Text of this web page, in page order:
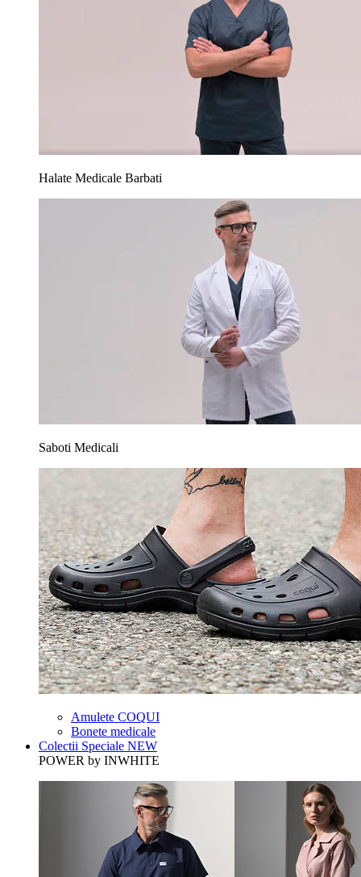
Halate Medicale Barbati
Saboti Medicali
Amulete COQUI
Bonete medicale
Colectii Speciale NEW
POWER by INWHITE